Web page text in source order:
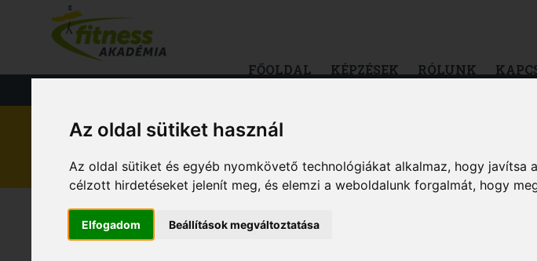
Az oldal sütiket használ
Az oldal sütiket és egyéb nyomkövető technológiákat alkalmaz, hogy
célzott hirdetéseket jelenít meg, és elemzi a weboldalunk forgalmát, hogy
Elfogadom Beállítások megváltoztatása
FŐOLDAL
KÉPZÉSEK RÓLUNK
AZ EDZÉS ÉS A ROHANÓ